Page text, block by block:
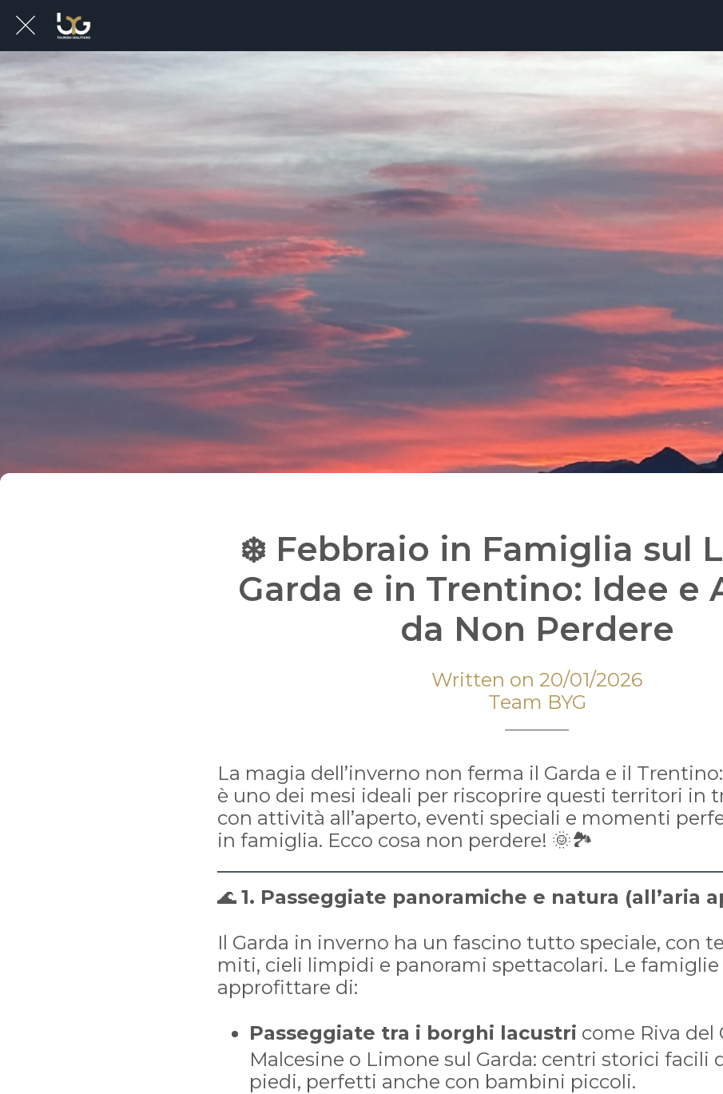
❄️ Febbraio in Famiglia sul
Garda e in Trentino: Idee e
da Non Perdere
Written on 20/01/2026
Team BYG
La magia dell’inverno non ferma il Garda e il
è uno dei mesi ideali per riscoprire questi territori in
con attività all’aperto, eventi speciali e momenti
in famiglia. Ecco cosa non perdere! 🌞🏞️
🌊 1. Passeggiate panoramiche e natura (all’aria
Il Garda in inverno ha un fascino tutto speciale, con
miti, cieli limpidi e panorami spettacolari. Le famiglie
approfittare di:
Passeggiate tra i borghi lacustri come Riva del
Malcesine o Limone sul Garda: centri storici facili
piedi, perfetti anche con bambini piccoli.